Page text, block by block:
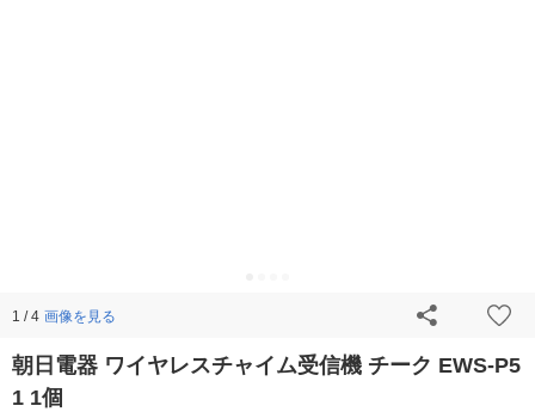
1 / 4 画像を見る
朝日電器 ワイヤレスチャイム受信機 チーク EWS-P5
1 1個